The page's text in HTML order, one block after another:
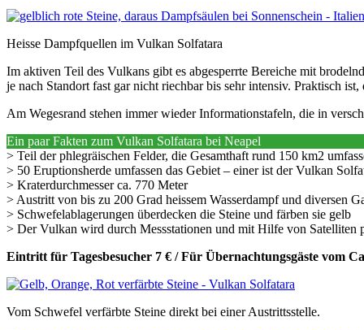
Heisse Dampfquellen im Vulkan Solfatara
Im aktiven Teil des Vulkans gibt es abgesperrte Bereiche mit
je nach Standort fast gar nicht riechbar bis sehr intensiv. Praktisch
Am Wegesrand stehen immer wieder Informationstafeln, die in
Ein paar Fakten zum Vulkan Solfatara bei Neapel
> Teil der phlegräischen Felder, die Gesamthaft rund 150 km2
> 50 Eruptionsherde umfassen das Gebiet – einer ist der Vulkan
> Kraterdurchmesser ca. 770 Meter
> Austritt von bis zu 200 Grad heissem Wasserdampf und diversen
> Schwefelablagerungen überdecken die Steine und färben sie gelb
> Der Vulkan wird durch Messstationen und mit Hilfe von Satelliten
Eintritt für Tagesbesucher 7 € / Für Übernachtungsgäste vom
Vom Schwefel verfärbte Steine direkt bei einer Austrittsstelle.